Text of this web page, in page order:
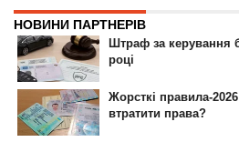
НОВИНИ
Audi выпустила
юбилейную R8,
показала
Mercedes